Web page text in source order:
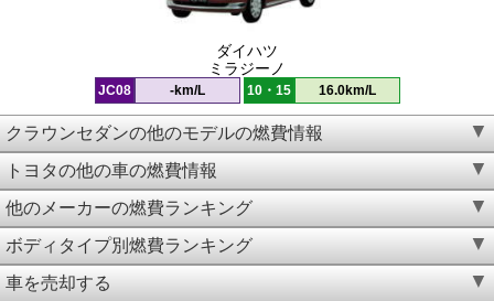
ダイハツ
ミラジーノ
JC08 -km/L 10・15 16.0km/L
クラウンセダンの他のモデルの燃費情報
トヨタの他の車の燃費情報
他のメーカーの燃費ランキング
ボディタイプ別燃費ランキング
車を売却する